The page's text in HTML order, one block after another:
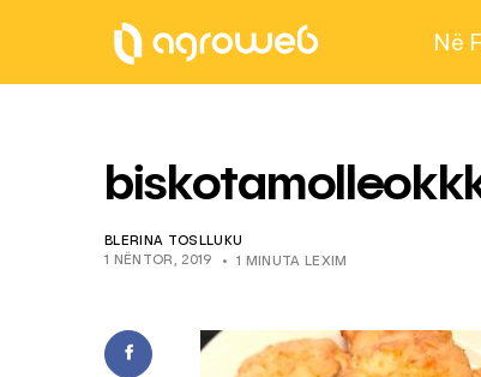
Në
BLERINA TOSLLUKU
1 NËNTOR, 2019
1 MINUTA LEXIM